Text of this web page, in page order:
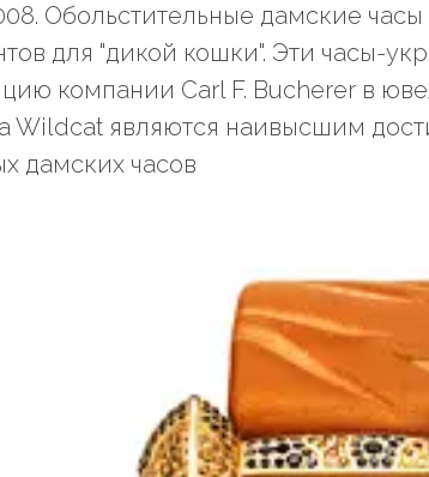
Обольстительные дамские
для "дикой кошки". Эти часы-
компании Carl F. Bucherer в
Wildcat являются наивысшим
дамских часов